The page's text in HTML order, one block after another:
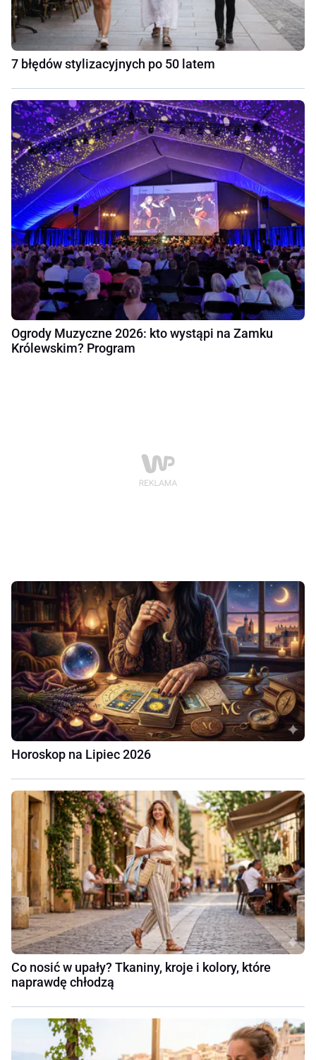
7 błędów stylizacyjnych po 50 latem
Ogrody Muzyczne 2026: kto wystąpi na Zamku
Królewskim? Program
Horoskop na Lipiec 2026
Co nosić w upały? Tkaniny, kroje i kolory, które
naprawdę chłodzą